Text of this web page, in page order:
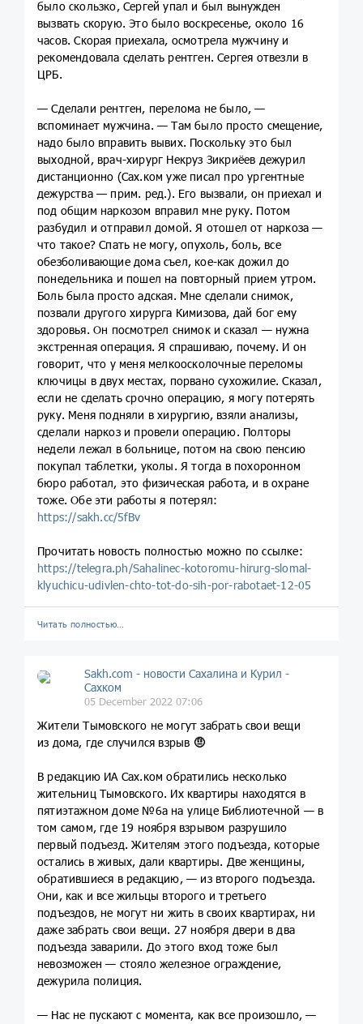
было скользко, Сергей упал и был вынужден
вызвать скорую. Это было воскресенье, около 16
часов. Скорая приехала, осмотрела мужчину и
рекомендовала сделать рентген. Сергея отвезли в
ЦРБ.
— Сделали рентген, перелома не было, —
вспоминает мужчина. — Там было просто смещение,
надо было вправить вывих. Поскольку это был
выходной, врач-хирург Некруз Зикриёев дежурил
дистанционно (Сах.ком уже писал про ургентные
дежурства — прим. ред.). Его вызвали, он приехал и
под общим наркозом вправил мне руку. Потом
разбудил и отправил домой. Я отошел от наркоза —
что такое? Спать не могу, опухоль, боль, все
обезболивающие дома съел, кое-как дожил до
понедельника и пошел на повторный прием утром.
Боль была просто адская. Мне сделали снимок,
позвали другого хирурга Кимизова, дай бог ему
здоровья. Он посмотрел снимок и сказал — нужна
экстренная операция. Я спрашиваю, почему. И он
говорит, что у меня мелкоосколочные переломы
ключицы в двух местах, порвано сухожилие. Сказал,
если не сделать срочно операцию, я могу потерять
руку. Меня подняли в хирургию, взяли анализы,
сделали наркоз и провели операцию. Полторы
недели лежал в больнице, потом на свою пенсию
покупал таблетки, уколы. Я тогда в похоронном
бюро работал, это физическая работа, и в охране
тоже. Обе эти работы я потерял:
https://sakh.cc/5fBv
Прочитать новость полностью можно по ссылке:
https://telegra.ph/Sahalinec-kotoromu-hirurg-slomal-
klyuchicu-udivlen-chto-tot-do-sih-por-rabotaet-12-05
Читать полностью…
Sakh.com - новости Сахалина и Курил -
Сахком
05 December 2022 07:06
Жители Тымовского не могут забрать свои вещи
из дома, где случился взрыв 🤨
В редакцию ИА Сах.ком обратились несколько
жительниц Тымовского. Их квартиры находятся в
пятиэтажном доме №6а на улице Библиотечной — в
том самом, где 19 ноября взрывом разрушило
первый подъезд. Жителям этого подъезда, которые
остались в живых, дали квартиры. Две женщины,
обратившиеся в редакцию, — из второго подъезда.
Они, как и все жильцы второго и третьего
подъездов, не могут ни жить в своих квартирах, ни
даже забрать свои вещи. 27 ноября двери в два
подъезда заварили. До этого вход тоже был
невозможен — стояло железное ограждение,
дежурила полиция.
— Нас не пускают с момента, как все произошло, —